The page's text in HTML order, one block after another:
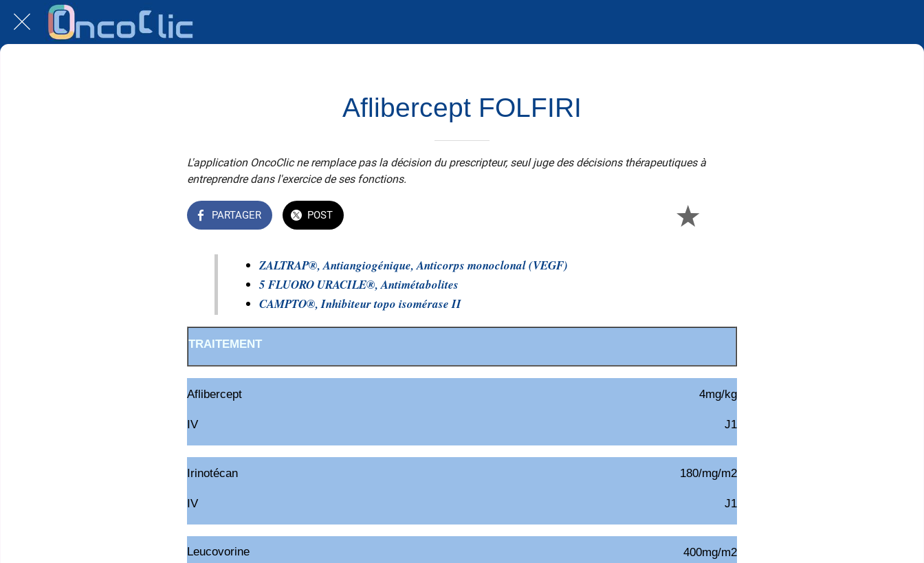
Aflibercept FOLFIRI
L'application OncoClic ne remplace pas la décision du prescripteur, seul juge des décisions thérapeutiques à
entreprendre dans l'exercice de ses fonctions.
PARTAGER POST
ZALTRAP®, Antiangiogénique, Anticorps monoclonal (VEGF)
5 FLUORO URACILE®, Antimétabolites
CAMPTO®, Inhibiteur topo isomérase II
TRAITEMENT
Aflibercept
IV
4mg/kg
J1
Irinotécan
IV
180/mg/m2
J1
Leucovorine 400mg/m2